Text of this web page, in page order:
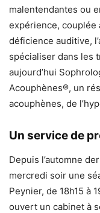
malentendantes ou
expérience, couplée
déficience auditive,
spécialiser dans les
aujourd’hui
Acouphènes®, un
acouphènes, de
Un service de
Depuis l’automne
mercredi soir une
Peynier, de 18h15 à
ouvert un cabinet à